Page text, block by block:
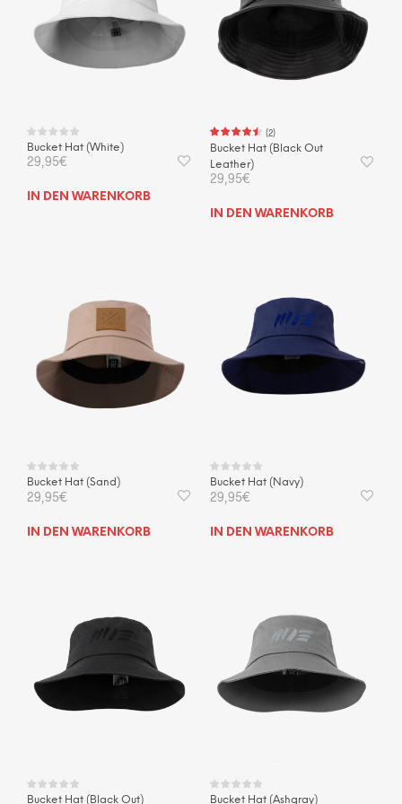
Optionen
können
Bucket Hat (White)
29,95€
IN DEN WARENKORB
(2)
Bucket Hat (Black Out
Leather)
29,95€
IN DEN WARENKORB
Bucket Hat (Sand)
29,95€
IN DEN WARENKORB
Bucket Hat (Navy)
29,95€
IN DEN WARENKORB
Bucket Hat (Black Out) Bucket Hat (Ashgray)